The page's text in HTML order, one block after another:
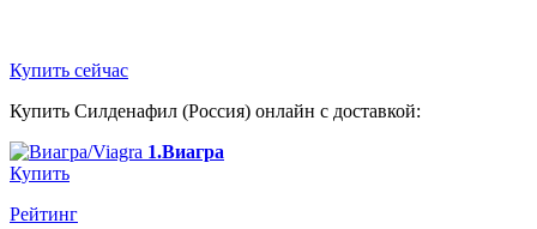
Купить сейчас
Купить Силденафил (Россия) онлайн с доставкой:
1.Виагра
Купить
Рейтинг